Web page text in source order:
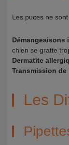
Les puces ne
Démangeaisons
chien se gratte
Dermatite
Transmission de
Les